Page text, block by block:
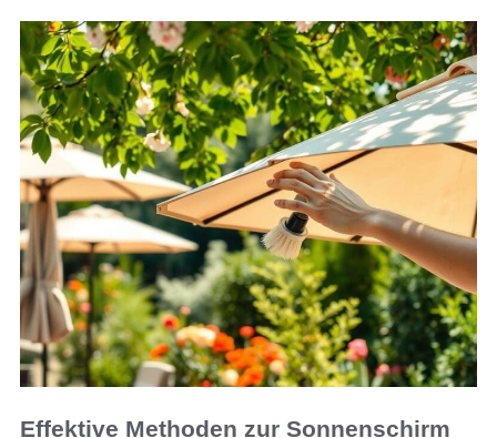
Effektive Methoden zur Sonnenschirm